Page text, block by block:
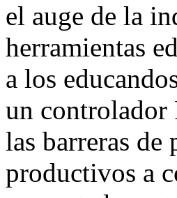
el auge de la
herramientas
a los
un controlador
las barreras
productivos a